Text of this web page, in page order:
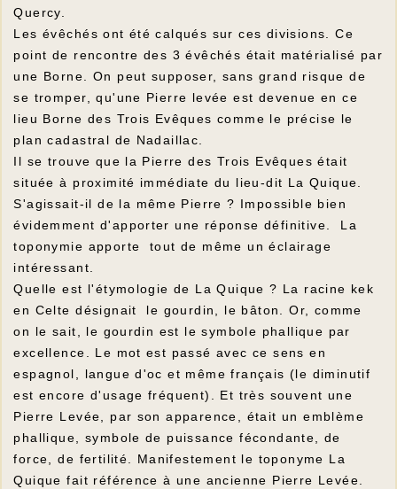
Quercy.
Les évêchés ont été calqués sur ces divisions. Ce
point de rencontre des 3 évêchés était matérialisé par
une Borne. On peut supposer, sans grand risque de
se tromper, qu'une Pierre levée est devenue en ce
lieu Borne des Trois Evêques comme le précise le
plan cadastral de Nadaillac.
Il se trouve que la Pierre des Trois Evêques était
située à proximité immédiate du lieu-dit La Quique.
S'agissait-il de la même Pierre ? Impossible bien
évidemment d'apporter une réponse définitive. La
toponymie apporte tout de même un éclairage
intéressant.
Quelle est l'étymologie de La Quique ? La racine kek
en Celte désignait le gourdin, le bâton. Or, comme
on le sait, le gourdin est le symbole phallique par
excellence. Le mot est passé avec ce sens en
espagnol, langue d'oc et même français (le diminutif
est encore d'usage fréquent). Et très souvent une
Pierre Levée, par son apparence, était un emblème
phallique, symbole de puissance fécondante, de
force, de fertilité. Manifestement le toponyme La
Quique fait référence à une ancienne Pierre Levée.